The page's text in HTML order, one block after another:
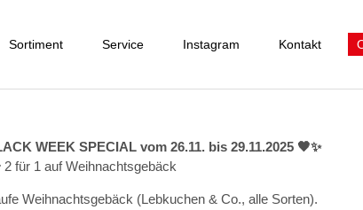
Sortiment Service Instagram Kontakt
WEEK SPECIAL vom 26.11. bis 29.11.2025 🖤✨
für 1 auf Weihnachtsgebäck
Weihnachtsgebäck (Lebkuchen & Co., alle Sorten).